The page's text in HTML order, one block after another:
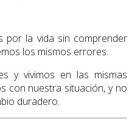
por la vida sin comprender
los mismos errores.
y vivimos en las mismas
con nuestra situación, y no
duradero.